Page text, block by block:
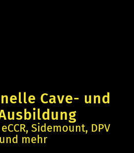
Cave- und
Sidemount, DPV
und mehr